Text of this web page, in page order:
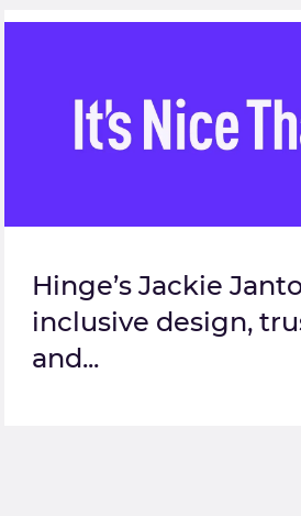
Hinge’s Jackie
inclusive design,
and...